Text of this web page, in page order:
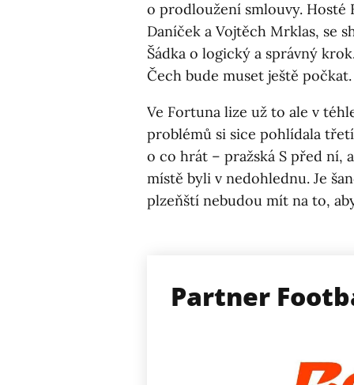
o prodloužení smlouvy. Hosté
Daníček a Vojtěch Mrklas, se
Šádka o logický a správný
Čech bude muset ještě počkat.
Ve Fortuna lize už to ale v
problémů si sice pohlídala
o co hrát – pražská S před ní,
místě byli v nedohlednu. Je
plzeňští nebudou mít na to,
Partner